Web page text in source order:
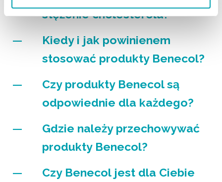
stężenie cholesterolu?
Kiedy i jak powinienem
stosować produkty Benecol?
Czy produkty Benecol są
odpowiednie dla każdego?
Gdzie należy przechowywać
produkty Benecol?
Czy Benecol jest dla Ciebie